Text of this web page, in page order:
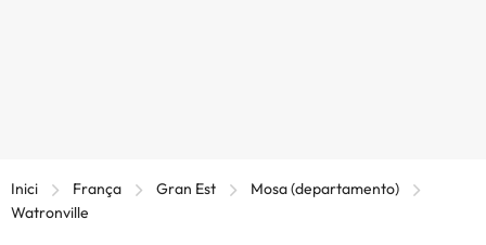
Inici França Gran Est
Mosa (departamento)
Watronville